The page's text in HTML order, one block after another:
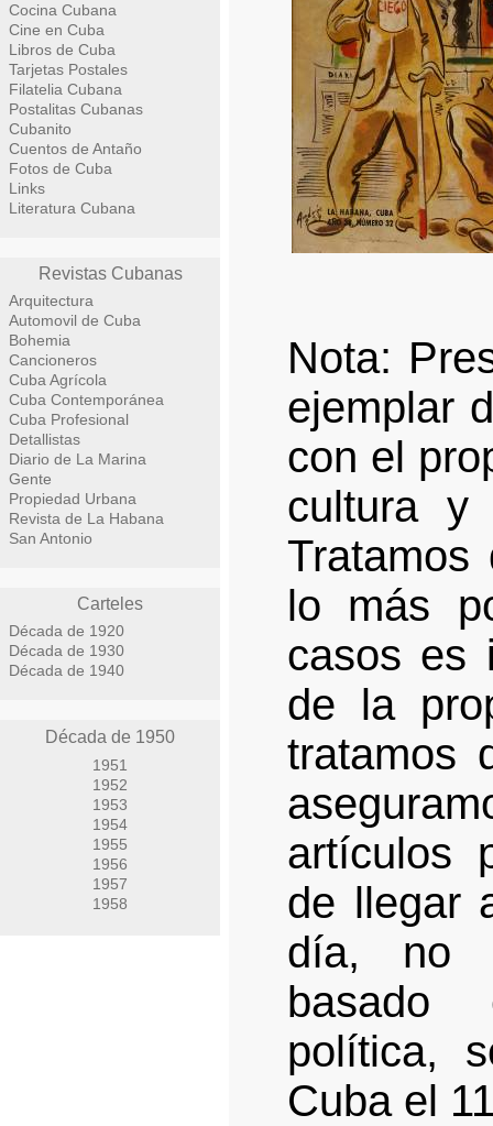
Cocina Cubana
Cine en Cuba
Libros de Cuba
Tarjetas Postales
Filatelia Cubana
Postalitas Cubanas
Cubanito
Cuentos de Antaño
Fotos de Cuba
Links
Literatura Cubana
Revistas Cubanas
Arquitectura
Automovil de Cuba
Bohemia
Cancioneros
Cuba Agrícola
Cuba Contemporánea
Cuba Profesional
Detallistas
Diario de La Marina
Gente
Propiedad Urbana
Revista de La Habana
San Antonio
Carteles
Década de 1920
Década de 1930
Década de 1940
Década de 1950
1951
1952
1953
1954
1955
1956
1957
1958
Nota:
ejemplar
con el
cultura y
lo más
casos es
de la
tratamos
artículos
de llegar
día, no
basado
política,
Cuba el